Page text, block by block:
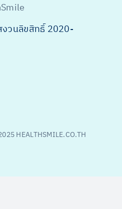
วนลิขสิทธิ์ 2020-
HEALTHSMILE.CO.TH